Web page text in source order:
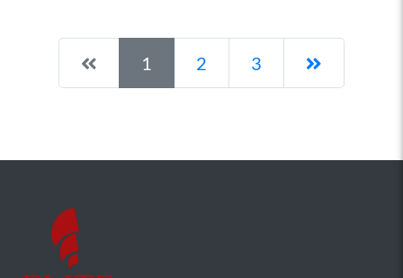
Pagina anterioară
1 2 3